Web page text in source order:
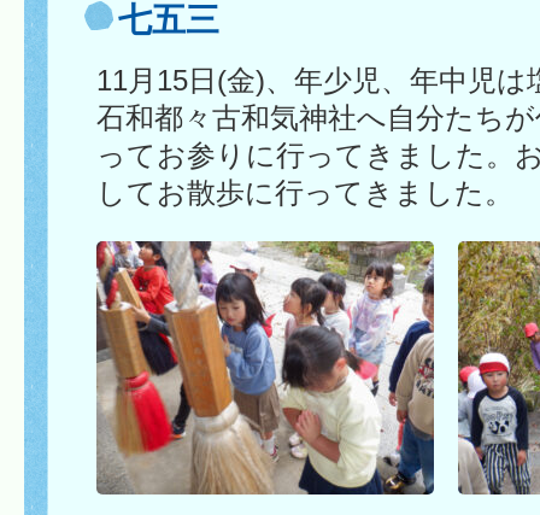
七五三
11月15日(金)、年少児、年中児
石和都々古和気神社へ自分たち
ってお参りに行ってきました。
してお散歩に行ってきました。